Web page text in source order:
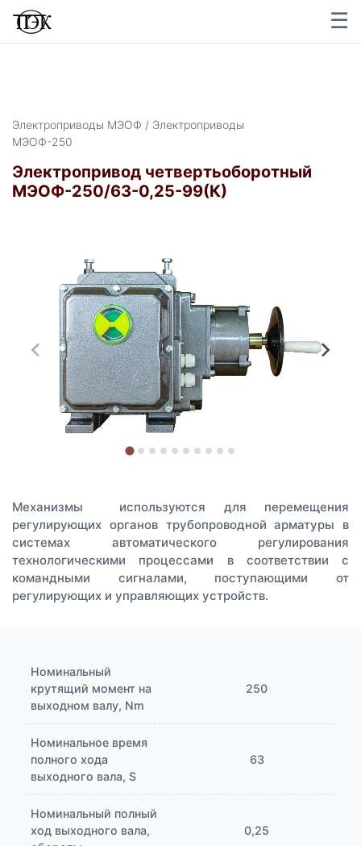
☰
×
Электроприводы МЭОФ / Электроприводы
МЭОФ-250
Электропривод четвертьоборотный
МЭОФ-250/63-0,25-99(К)
Механизмы используются для перемещения
регулирующих органов трубопроводной арматуры в
системах автоматического регулирования
технологическими процессами в соответствии с
командными сигналами, поступающими от
регулирующих и управляющих устройств.
Номинальный
крутящий момент на
выходном валу, Nm
250
Номинальное время
полного хода
выходного вала, S
63
Номинальный полный
ход выходного вала,
0,25